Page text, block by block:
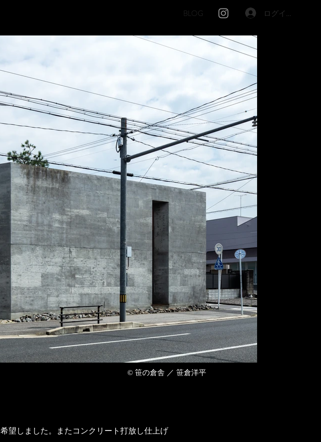
BLOG ログイン
© 笹の倉舎 ／ 笹倉洋平
望しました。またコンクリート打放し仕上げ